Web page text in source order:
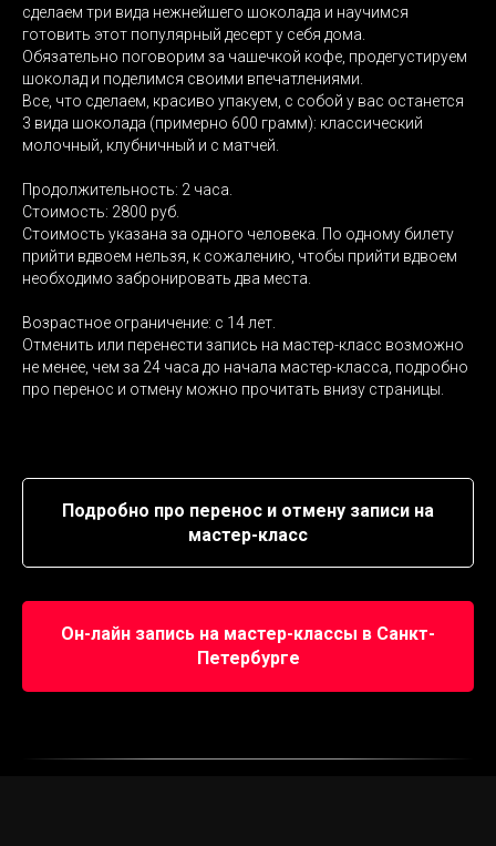
сделаем три вида нежнейшего шоколада и научимся
готовить этот популярный десерт у себя дома.
Обязательно поговорим за чашечкой кофе, продегустируем
шоколад и поделимся своими впечатлениями.
Все, что сделаем, красиво упакуем, с собой у вас останется
3 вида шоколада (примерно 600 грамм): классический
молочный, клубничный и с матчей.
Продолжительность: 2 часа.
Стоимость: 2800 руб.
Стоимость указана за одного человека. По одному билету
прийти вдвоем нельзя, к сожалению, чтобы прийти вдвоем
необходимо забронировать два места.
Возрастное ограничение: с 14 лет.
Отменить или перенести запись на мастер-класс возможно
не менее, чем за 24 часа до начала мастер-класса, подробно
про перенос и отмену можно прочитать внизу страницы.
Подробно про перенос и отмену записи на
мастер-класс
Он-лайн запись на мастер-классы в Санкт-
Петербурге